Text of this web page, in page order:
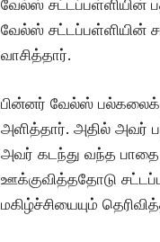
வேல்ஸ் சட்டப்பள்ளியின்
வேல்ஸ் சட்டப்பள்ளியின்
வாசித்தார்.
பின்னர் வேல்ஸ்
அளித்தார். அதில் அவர்
அவர் கடந்து வந்த
ஊக்குவித்ததோடு
மகிழ்ச்சியையும்